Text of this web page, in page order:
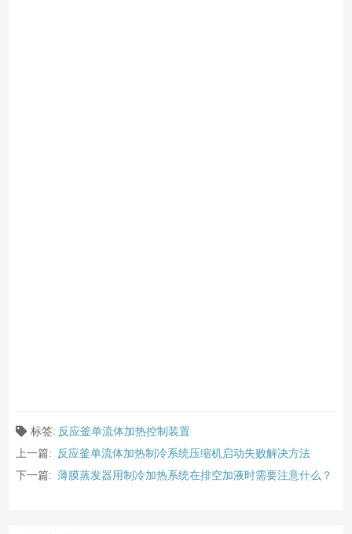
标签: 反应釜单流体加热控制装置
上一篇:
反应釜单流体加热制冷系统压缩机启动失败解决方法
下一篇: 薄膜蒸发器用制冷加热系统在排空加液时需要注意什么？